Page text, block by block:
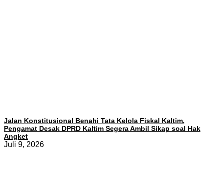
Jalan Konstitusional Benahi Tata Kelola Fiskal Kaltim,
Pengamat Desak DPRD Kaltim Segera Ambil Sikap soal Hak
Angket
Juli 9, 2026